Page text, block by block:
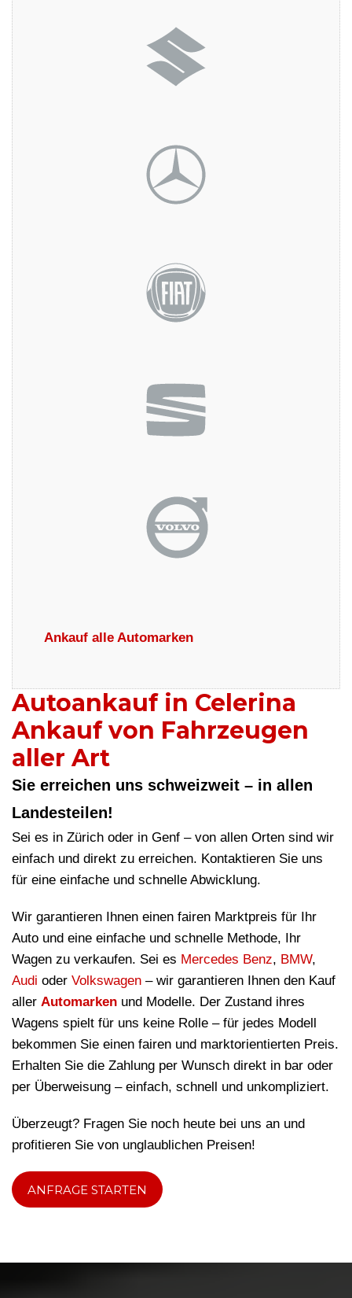
Ankauf alle Automarken
Autoankauf in Celerina
Ankauf von Fahrzeugen
aller Art
Sie erreichen uns schweizweit – in allen
Landesteilen!
Sei es in Zürich oder in Genf – von allen Orten sind wir
einfach und direkt zu erreichen. Kontaktieren Sie uns
für eine einfache und schnelle Abwicklung.
Wir garantieren Ihnen einen fairen Marktpreis für Ihr
Auto und eine einfache und schnelle Methode, Ihr
Wagen zu verkaufen. Sei es Mercedes Benz, BMW,
Audi oder Volkswagen – wir garantieren Ihnen den Kauf
aller Automarken und Modelle. Der Zustand ihres
Wagens spielt für uns keine Rolle – für jedes Modell
bekommen Sie einen fairen und marktorientierten Preis.
Erhalten Sie die Zahlung per Wunsch direkt in bar oder
per Überweisung – einfach, schnell und unkompliziert.
Überzeugt? Fragen Sie noch heute bei uns an und
profitieren Sie von unglaublichen Preisen!
ANFRAGE STARTEN